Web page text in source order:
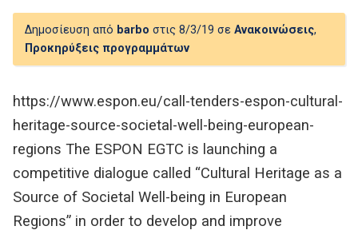
Δημοσίευση από barbo στις 8/3/19 σε Ανακοινώσεις,
Προκηρύξεις προγραμμάτων
https://www.espon.eu/call-tenders-espon-cultural-
heritage-source-societal-well-being-european-
regions The ESPON EGTC is launching a
competitive dialogue called “Cultural Heritage as a
Source of Societal Well-being in European
Regions” in order to develop and improve